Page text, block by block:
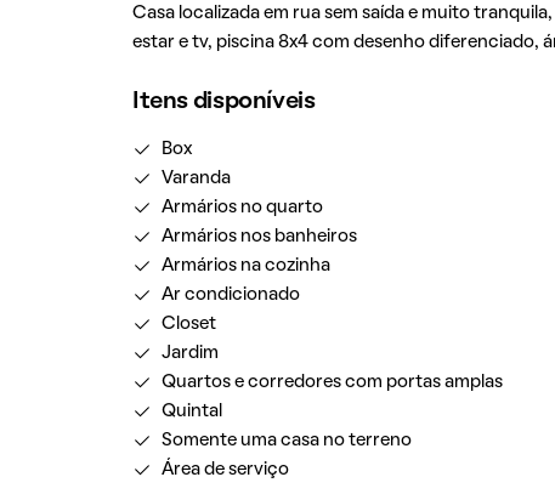
Casa localizada em rua sem saída e muito
estar e tv, piscina 8x4 com desenho diferenciado,
Itens disponíveis
Box
Varanda
Armários no quarto
Armários nos banheiros
Armários na cozinha
Ar condicionado
Closet
Jardim
Quartos e corredores com portas amplas
Quintal
Somente uma casa no terreno
Área de serviço